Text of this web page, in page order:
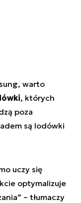
warto
, których
poza
są lodówki
uczy się
optymalizuje
– tłumaczy